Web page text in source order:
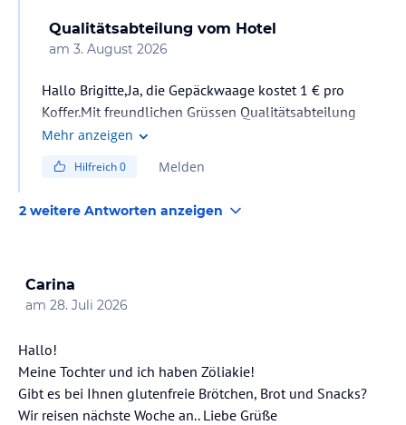
Qualitätsabteilung vom Hotel
am 3. August 2026
Hallo Brigitte,Ja, die Gepäckwaage kostet 1 € pro
Koffer.Mit freundlichen Grüssen Qualitätsabteilung
Mehr anzeigen
Hilfreich0 Melden
2 weitere Antworten anzeigen
Carina
am 28. Juli 2026
Hallo!
Meine Tochter und ich haben Zöliakie!
Gibt es bei Ihnen glutenfreie Brötchen, Brot und Snacks?
Wir reisen nächste Woche an.. Liebe Grüße